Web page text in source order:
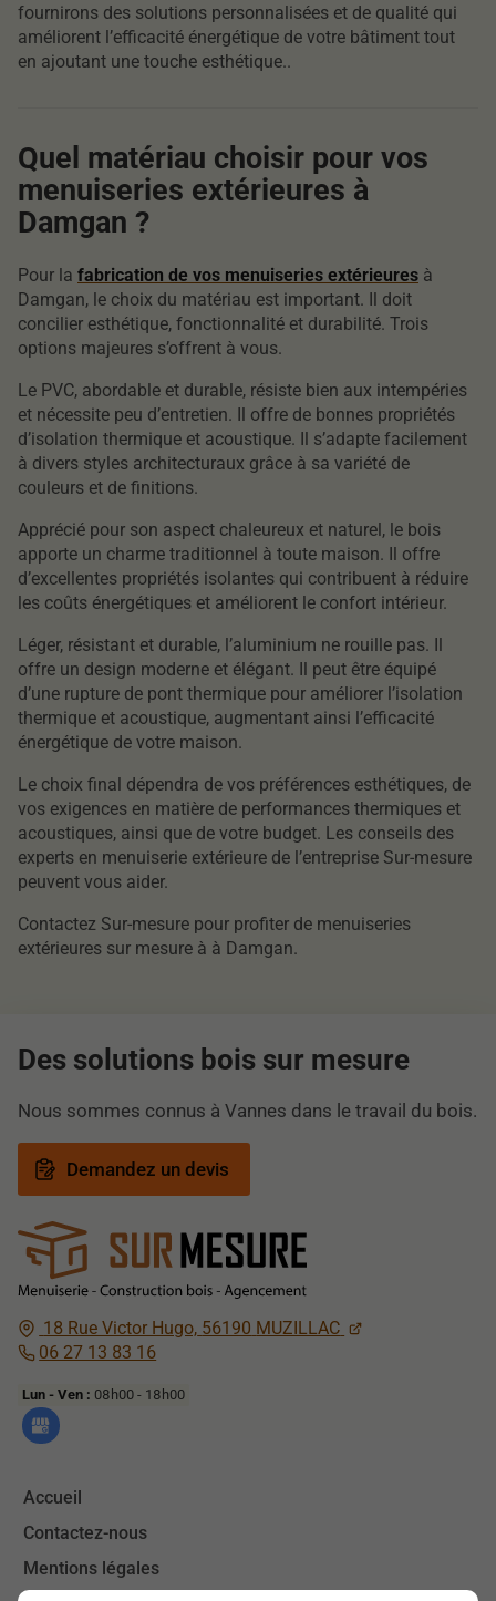
fournirons des solutions personnalisées et de qualité qui
améliorent l’efficacité énergétique de votre bâtiment tout
en ajoutant une touche esthétique..
Quel matériau choisir pour vos
menuiseries extérieures à
Damgan ?
Pour la fabrication de vos menuiseries extérieures à
Damgan, le choix du matériau est important. Il doit
concilier esthétique, fonctionnalité et durabilité. Trois
options majeures s’offrent à vous.
Le PVC, abordable et durable, résiste bien aux intempéries
et nécessite peu d’entretien. Il offre de bonnes propriétés
d’isolation thermique et acoustique. Il s’adapte facilement
à divers styles architecturaux grâce à sa variété de
couleurs et de finitions.
Apprécié pour son aspect chaleureux et naturel, le bois
apporte un charme traditionnel à toute maison. Il offre
d’excellentes propriétés isolantes qui contribuent à réduire
les coûts énergétiques et améliorent le confort intérieur.
Léger, résistant et durable, l’aluminium ne rouille pas. Il
offre un design moderne et élégant. Il peut être équipé
d’une rupture de pont thermique pour améliorer l’isolation
thermique et acoustique, augmentant ainsi l’efficacité
énergétique de votre maison.
Le choix final dépendra de vos préférences esthétiques, de
vos exigences en matière de performances thermiques et
acoustiques, ainsi que de votre budget. Les conseils des
experts en menuiserie extérieure de l’entreprise Sur-mesure
peuvent vous aider.
Contactez Sur-mesure pour profiter de menuiseries
extérieures sur mesure à à Damgan.
18 Rue Victor Hugo, 56190 MUZILLAC
06 27 13 83 16
Lun - Ven : 08h00 - 18h00
Accueil
Contactez-nous
Mentions légales
Des solutions bois sur mesure
Nous sommes connus à Vannes dans le travail du bois.
Demandez un devis